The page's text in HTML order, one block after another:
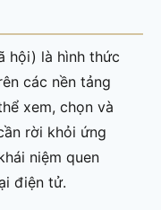
hội) là hình thức
các nền tảng
xem, chọn và
rời khỏi ứng
niệm quen
điện tử.